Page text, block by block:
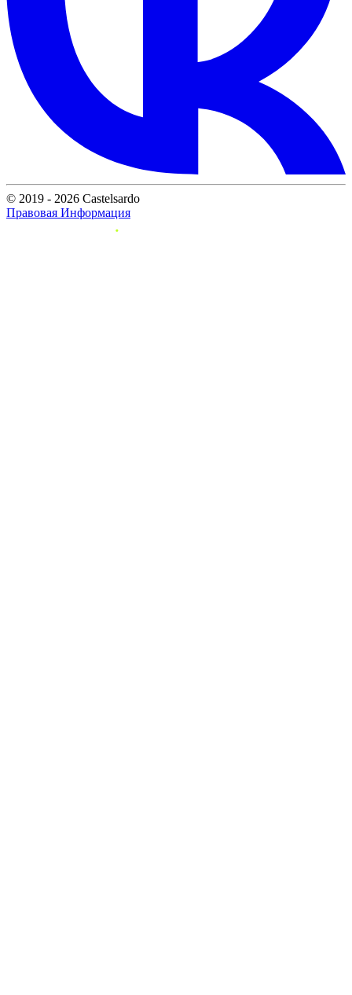
© 2019 - 2026 Castelsardo
Правовая Информация